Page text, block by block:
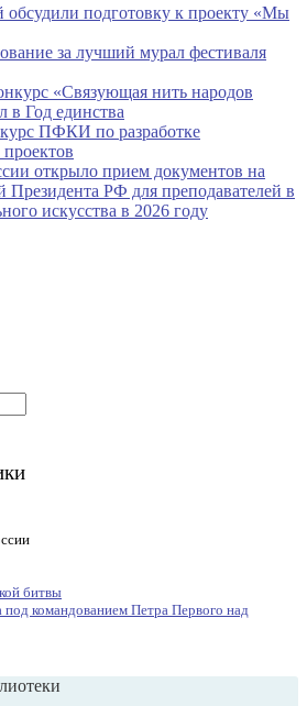
обсудили подготовку к проекту «Мы
за лучший мурал фестиваля
«Связующая нить народов
в Год единства
ПФКИ по разработке
открыло прием документов на
Президента РФ для преподавателей в
искусства в 2026 году
битвы
командованием Петра Первого над